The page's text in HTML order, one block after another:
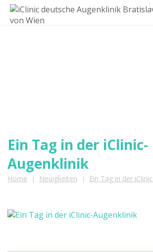
Ein Tag in der iClinic-
Augenklinik
Home | Neuigkeiten | Ein Tag in der